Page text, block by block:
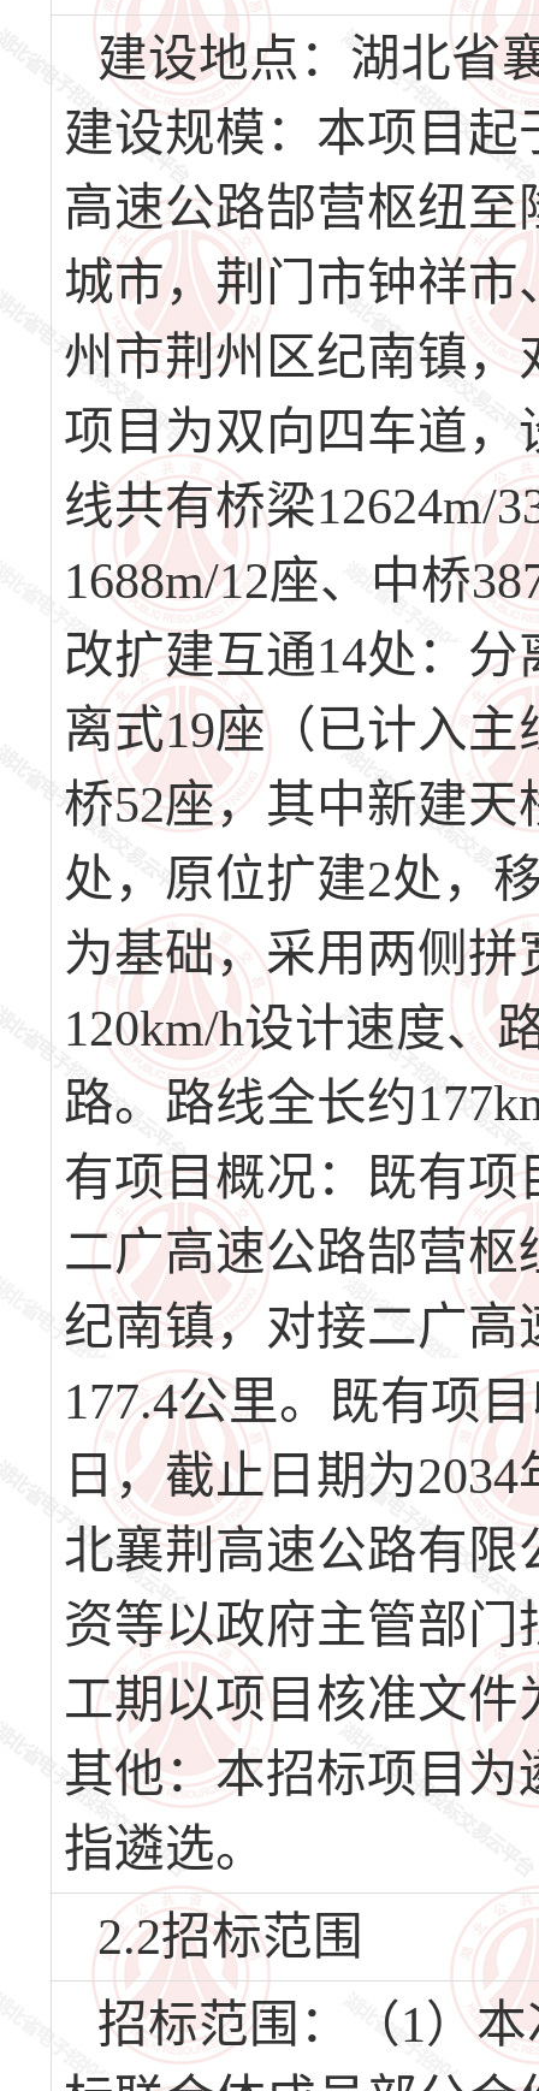
建设地点：湖北省
建设规模：本项目
高速公路郜营枢纽
城市，荆门市钟祥
州市荆州区纪南镇
项目为双向四车道，
线共有桥梁12624m/
1688m/12座、中桥
改扩建互通14处：
离式19座（已计入
桥52座，其中新建
处，原位扩建2处，
为基础，采用两侧
120km/h设计速度、
路。路线全长约
有项目概况：既有
二广高速公路郜营
纪南镇，对接二广
177.4公里。既有项
日，截止日期为
北襄荆高速公路有
资等以政府主管部
工期以项目核准文件
其他：本招标项目
指遴选。
2.2招标范围
招标范围：（1）